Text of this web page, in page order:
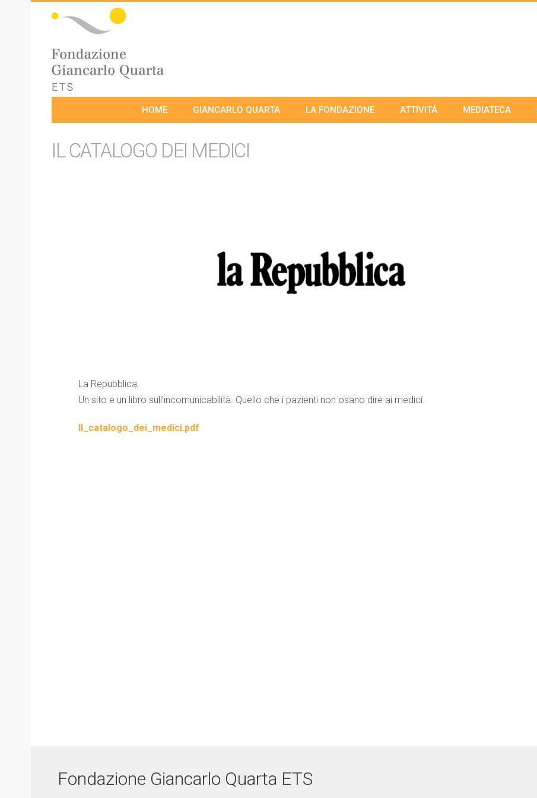
HOME GIANCARLO QUARTA LA FONDAZIONE ATTIVITÁ MEDIATECA
IL CATALOGO DEI MEDICI
La Repubblica.
Un sito e un libro sull’incomunicabilità. Quello che i pazienti non osano dire ai medici.
Il_catalogo_dei_medici.pdf
Fondazione Giancarlo Quarta ETS